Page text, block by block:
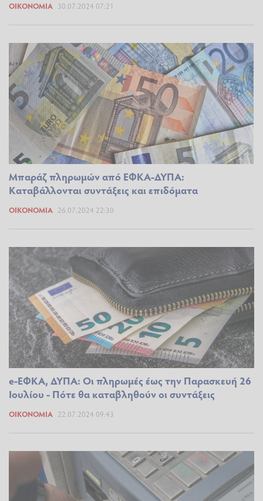
ΟΙΚΟΝΟΜΊΑ 30.07.2024 07:21
Μπαράζ πληρωμών από ΕΦΚΑ-ΔΥΠΑ:
Καταβάλλονται συντάξεις και επιδόματα
ΟΙΚΟΝΟΜΊΑ 26.07.2024 22:30
e-ΕΦΚΑ, ΔΥΠΑ: Οι πληρωμές έως την Παρασκευή 26
Ιουλίου - Πότε θα καταβληθούν οι συντάξεις
ΟΙΚΟΝΟΜΊΑ 22.07.2024 09:43